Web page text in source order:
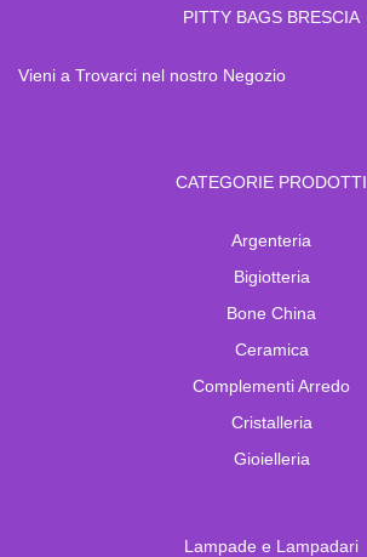
PITTY BAGS BRESCIA
Vieni a Trovarci nel nostro Negozio
CATEGORIE PRODOTTI
Argenteria
Bigiotteria
Bone China
Ceramica
Complementi Arredo
Cristalleria
Gioielleria
Lampade e Lampadari